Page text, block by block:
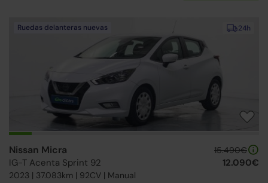
24h
Ruedas delanteras nuevas
Nissan Micra
IG-T Acenta Sprint 92
2023 | 37.083km | 92CV | Manual
15.490€
12.090€